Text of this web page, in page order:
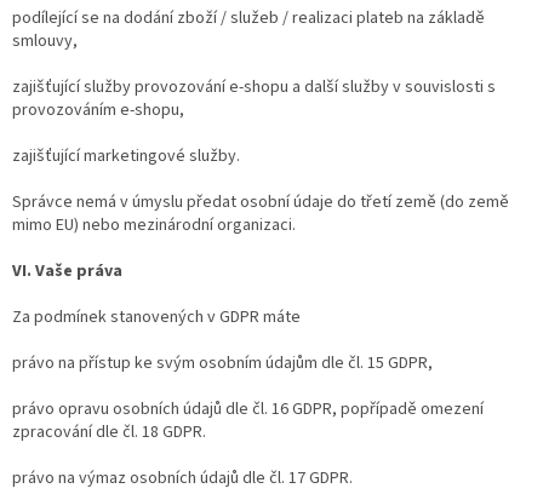
podílející se na dodání zboží / služeb / realizaci plateb na základě
smlouvy,
zajišťující služby provozování e-shopu a další služby v souvislosti s
provozováním e-shopu,
zajišťující marketingové služby.
Správce nemá v úmyslu předat osobní údaje do třetí země (do země
mimo EU) nebo mezinárodní organizaci.
VI. Vaše práva
Za podmínek stanovených v GDPR máte
právo na přístup ke svým osobním údajům dle čl. 15 GDPR,
právo opravu osobních údajů dle čl. 16 GDPR, popřípadě omezení
zpracování dle čl. 18 GDPR.
právo na výmaz osobních údajů dle čl. 17 GDPR.